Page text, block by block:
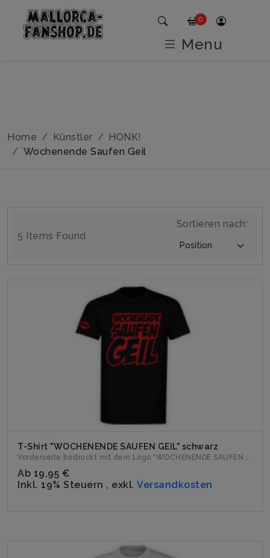
Home Künstler
HONK!
Wochenende Saufen Geil
5 Items Found
Sortieren nach:
T-Shirt "WOCHENENDE SAUFEN GEIL" schwarz
Vorderseite bedruckt mit dem Logo "WOCHENENDE SAUFEN GEIL". ...
Ab 19,95 €
Inkl. 19% Steuern , exkl. Versandkosten
0
Menu